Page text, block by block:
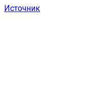
Источник